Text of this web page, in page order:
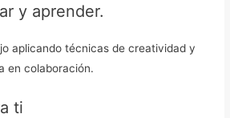
y aprender.
aplicando técnicas de creatividad y
en colaboración.
ti